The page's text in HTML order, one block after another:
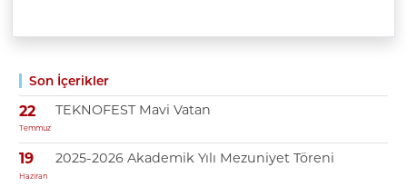
Son İçerikler
22
Temmuz
TEKNOFEST Mavi Vatan
19
Haziran
2025-2026 Akademik Yılı Mezuniyet Töreni